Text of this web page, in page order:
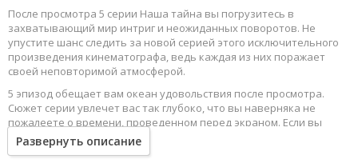
После просмотра 5 серии Наша тайна вы погрузитесь в
захватывающий мир интриг и неожиданных поворотов. Не
упустите шанс следить за новой серией этого исключительного
произведения кинематографа, ведь каждая из них поражает
своей неповторимой атмосферой.
5 эпизод обещает вам океан удовольствия после просмотра.
Сюжет серии увлечет вас так глубоко, что вы наверняка не
пожалеете о времени, проведенном перед экраном. Если вы
жаждете наслаждаться онлайн этим сериалом в высоком
качестве HD, то ваш выбор будет весьма правильным. Каждый
Развернуть описание